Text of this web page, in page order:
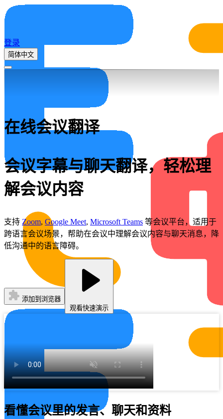
登录
简体中文
在线会议翻译
会议字幕与聊天翻译，轻松理
解会议内容
支持 Zoom, Google Meet, Microsoft Teams 等会议平台，适用于
跨语言会议场景，帮助在会议中理解会议内容与聊天消息，降
低沟通中的语言障碍。
添加到浏览器
观看快速演示
看懂会议里的发言、聊天和资料